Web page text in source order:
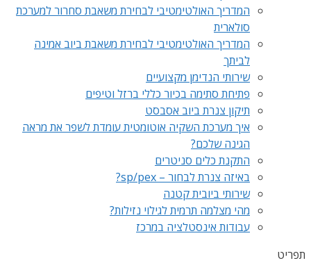
המדריך האולטימטיבי לבחירת משאבת סחרור למערכת
סולארית
המדריך האולטימטיבי לבחירת משאבת ביוב אמינה
לביתך
שירותי הנדימן מקצועיים
פתיחת סתימה בכיור כללי ברזל וטיפים
תיקון צנרת ביוב אסבסט
איך מערכת השקיה אוטומטית עומדת לשפר את מראה
הגינה שלכם?
התקנת כלים סניטרים
באיזה צנרת לבחור – sp/pex?
שירותי ביובית קטנה
מהי מצלמה תרמית לגילוי נזילות?
עבודות אינסטלציה במרכז
תפריט